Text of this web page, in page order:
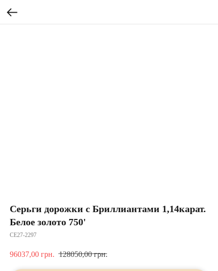
Серьги дорожки с Бриллиантами 1,14карат.
Белое золото 750'
CE27-2297
96037,00 грн. 128050,00 грн.